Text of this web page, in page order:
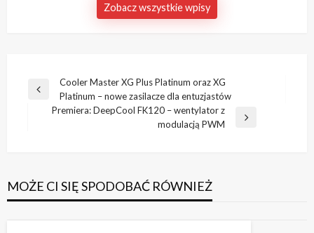
Zobacz wszystkie wpisy
Nawigacja
wpisu
Poprzedni
Cooler Master XG Plus Platinum oraz XG
Platinum – nowe zasilacze dla entuzjastów
Premiera: DeepCool FK120 – wentylator z
modulacją PWM
MOŻE CI SIĘ SPODOBAĆ RÓWNIEŻ